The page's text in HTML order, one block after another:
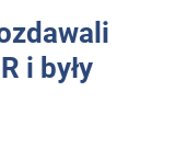
i były